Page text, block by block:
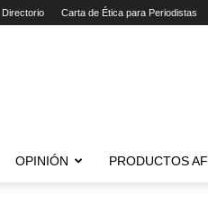
Directorio Carta de Ética para Periodistas
OPINIÓN PRODUCTOS AF